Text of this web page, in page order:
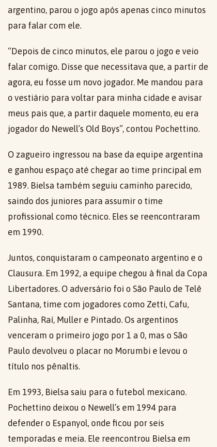
argentino, parou o jogo após apenas cinco minutos
para falar com ele.
“Depois de cinco minutos, ele parou o jogo e veio
falar comigo. Disse que necessitava que, a partir de
agora, eu fosse um novo jogador. Me mandou para
o vestiário para voltar para minha cidade e avisar
meus pais que, a partir daquele momento, eu era
jogador do Newell’s Old Boys”, contou Pochettino.
O zagueiro ingressou na base da equipe argentina
e ganhou espaço até chegar ao time principal em
1989. Bielsa também seguiu caminho parecido,
saindo dos juniores para assumir o time
profissional como técnico. Eles se reencontraram
em 1990.
Juntos, conquistaram o campeonato argentino e o
Clausura. Em 1992, a equipe chegou à final da Copa
Libertadores. O adversário foi o São Paulo de Telê
Santana, time com jogadores como Zetti, Cafu,
Palinha, Raí, Muller e Pintado. Os argentinos
venceram o primeiro jogo por 1 a 0, mas o São
Paulo devolveu o placar no Morumbi e levou o
título nos pênaltis.
Em 1993, Bielsa saiu para o futebol mexicano.
Pochettino deixou o Newell’s em 1994 para
defender o Espanyol, onde ficou por seis
temporadas e meia. Ele reencontrou Bielsa em